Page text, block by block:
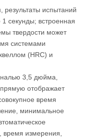
результаты испытаний
секунды; встроенная
твердости может
системами
(HRC) и
3,5 дюйма,
отображает
время
минимальное
измерения,